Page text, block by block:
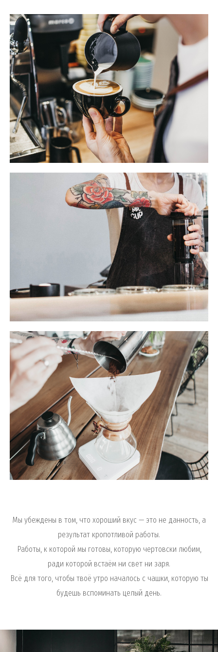
Мы убеждены в том, что хороший вкус — это не данность, а
результат кропотливой работы.
Работы, к которой мы готовы, которую чертовски любим,
ради которой встаём ни свет ни заря.
Всё для того, чтобы твоё утро началось с чашки, которую ты
будешь вспоминать целый день.